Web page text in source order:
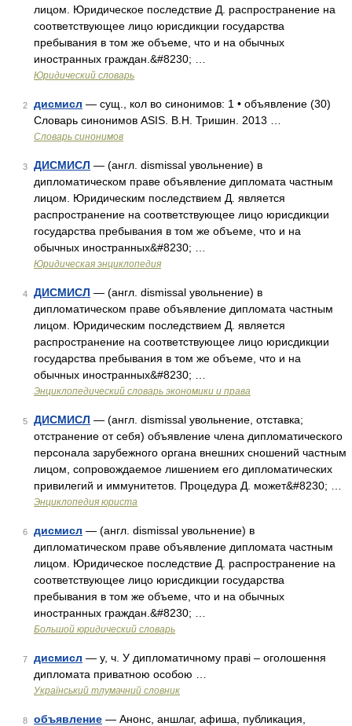
лицом. Юридическое последствие Д. распространение на
соответствующее лицо юрисдикции государства
пребывания в том же объеме, что и на обычных
иностранных граждан.&#8230; …
Юридический словарь
2 дисмисл — сущ., кол во синонимов: 1 • объявление (30)
Словарь синонимов ASIS. В.Н. Тришин. 2013 …
Словарь синонимов
3 ДИСМИСЛ — (англ. dismissal увольнение) в
дипломатическом праве объявление дипломата частным
лицом. Юридическим последствием Д. является
распространение на соответствующее лицо юрисдикции
государства пребывания в том же объеме, что и на
обычных иностранных&#8230; …
Юридическая энциклопедия
4 ДИСМИСЛ — (англ. dismissal увольнение) в
дипломатическом праве объявление дипломата частным
лицом. Юридическим последствием Д. является
распространение на соответствующее лицо юрисдикции
государства пребывания в том же объеме, что и на
обычных иностранных&#8230; …
Энциклопедический словарь экономики и права
5 ДИСМИСЛ — (англ. dismissal увольнение, отставка;
отстранение от себя) объявление члена дипломатического
персонала зарубежного органа внешних сношений частным
лицом, сопровождаемое лишением его дипломатических
привилегий и иммунитетов. Процедура Д. может&#8230; …
Энциклопедия юриста
6 дисмисл — (англ. dismissal увольнение) в
дипломатическом праве объявление дипломата частным
лицом. Юридическое последствие Д. распространение на
соответствующее лицо юрисдикции государства
пребывания в том же объеме, что и на обычных
иностранных граждан.&#8230; …
Большой юридический словарь
7 дисмисл — у, ч. У дипломатичному праві – оголошення
дипломата приватною особою …
Український тлумачний словник
8 объявление — Анонс, аншлаг, афиша, публикация,